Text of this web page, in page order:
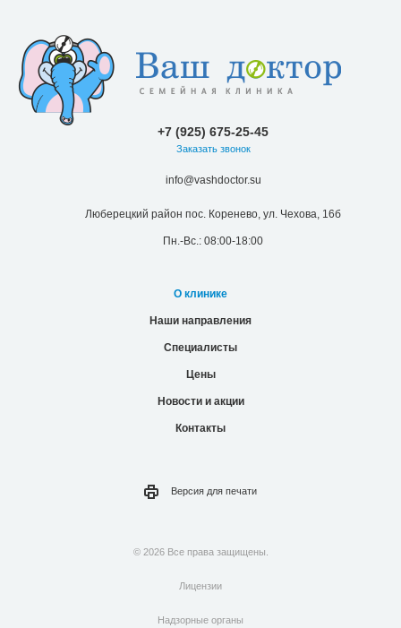
+7 (925) 675-25-45
Заказать звонок
info@vashdoctor.su
Люберецкий район пос. Коренево, ул. Чехова, 16б
Пн.-Вс.: 08:00-18:00
О клинике
Наши направления
Специалисты
Цены
Новости и акции
Контакты
Версия для печати
© 2026 Все права защищены.
Лицензии
Надзорные органы